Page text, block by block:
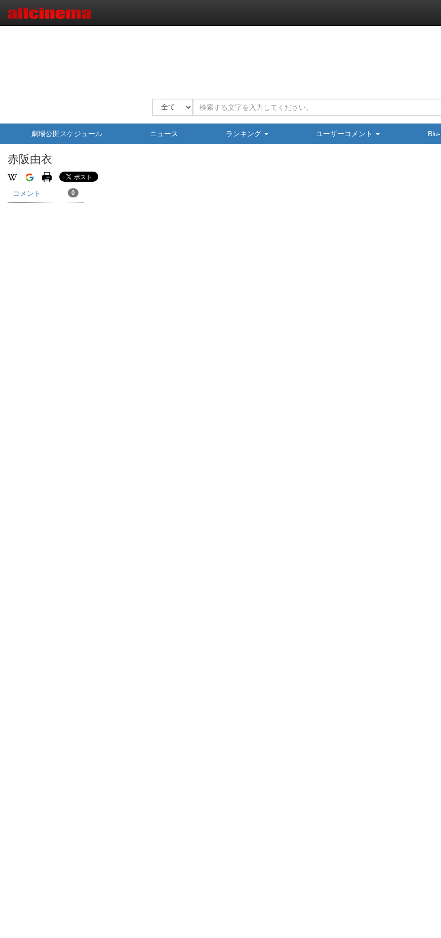
劇場公開スケジュール ニュース ランキング ユーザーコメント
赤阪由衣
コメント 0